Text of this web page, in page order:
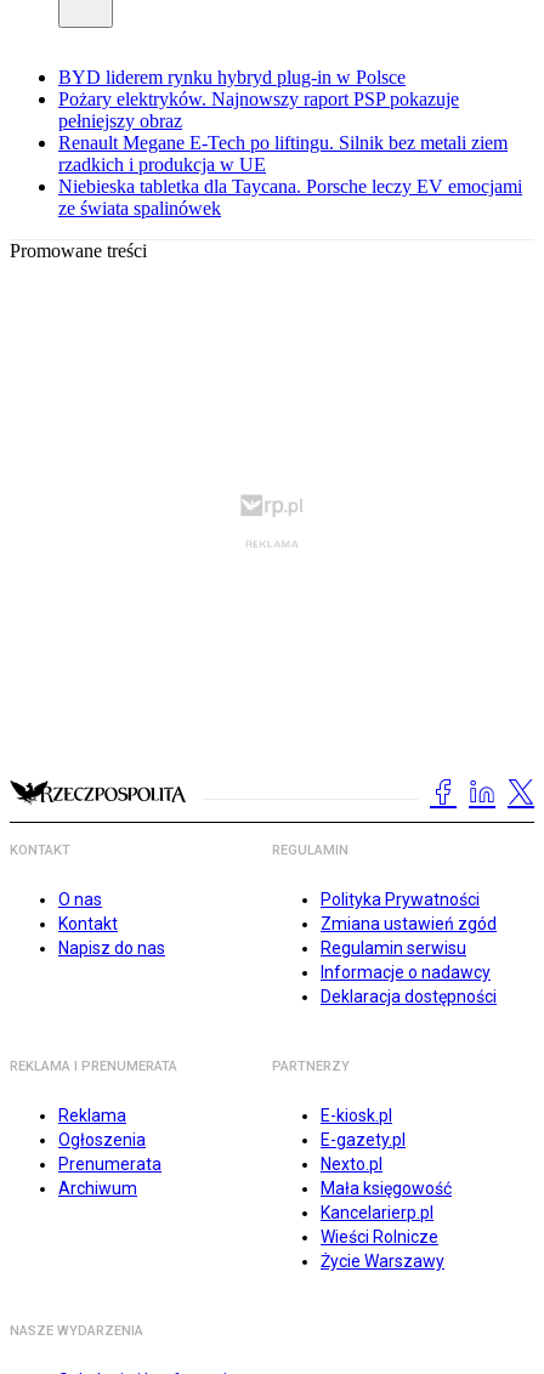
BYD liderem rynku hybryd plug-in w Polsce
Pożary elektryków. Najnowszy raport PSP pokazuje
pełniejszy obraz
Renault Megane E-Tech po liftingu. Silnik bez metali ziem
rzadkich i produkcja w UE
Niebieska tabletka dla Taycana. Porsche leczy EV emocjami
ze świata spalinówek
Promowane treści
KONTAKT
O nas
Kontakt
Napisz do nas
REGULAMIN
Polityka Prywatności
Zmiana ustawień zgód
Regulamin serwisu
Informacje o nadawcy
Deklaracja dostępności
REKLAMA I PRENUMERATA
Reklama
Ogłoszenia
Prenumerata
Archiwum
PARTNERZY
E-kiosk.pl
E-gazety.pl
Nexto.pl
Mała księgowość
Kancelarierp.pl
Wieści Rolnicze
Życie Warszawy
NASZE WYDARZENIA